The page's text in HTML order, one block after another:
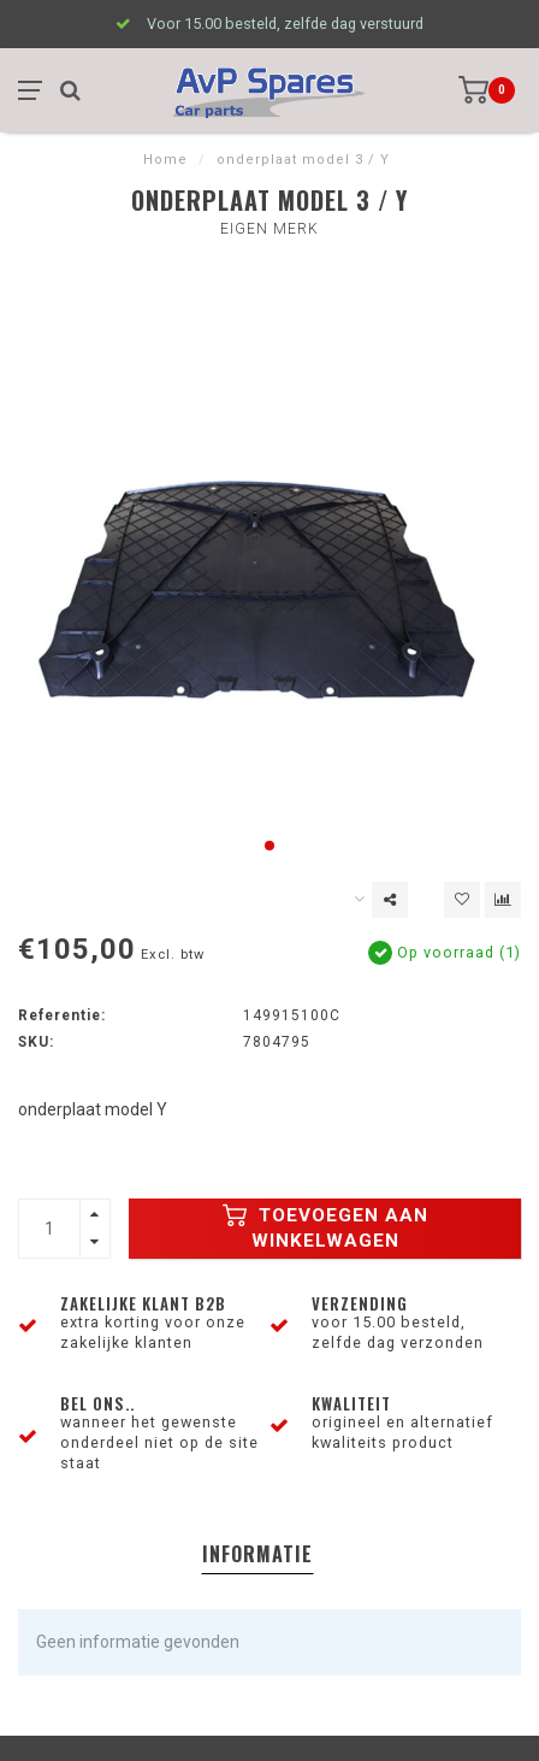
Voor 15.00 besteld, zelfde dag verstuurd
0
Home / onderplaat model 3 / Y
ONDERPLAAT MODEL 3 / Y
EIGEN MERK
€105,00 Excl. btw Op voorraad (1)
Referentie:
149915100C
SKU:
7804795
onderplaat model Y
TOEVOEGEN AAN
WINKELWAGEN
ZAKELIJKE KLANT B2B
extra korting voor onze
zakelijke klanten
VERZENDING
voor 15.00 besteld,
zelfde dag verzonden
BEL ONS..
wanneer het gewenste
onderdeel niet op de site
staat
KWALITEIT
origineel en alternatief
kwaliteits product
INFORMATIE
Geen informatie gevonden